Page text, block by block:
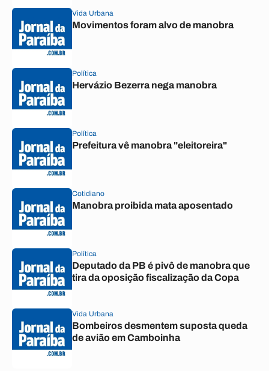
Vida Urbana
Movimentos foram alvo de manobra
Política
Hervázio Bezerra nega manobra
Política
Prefeitura vê manobra "eleitoreira"
Cotidiano
Manobra proibida mata aposentado
Política
Deputado da PB é pivô de manobra que
tira da oposição fiscalização da Copa
Vida Urbana
Bombeiros desmentem suposta queda
de avião em Camboinha